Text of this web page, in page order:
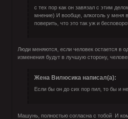
с тех пор как он завязал с этим
мнение) И вообще, алкоголь у меня
поверить, что это так уж и
Люди меняются, если человек остается в
изменения будут в лучшую сторону,
Жена Вилюсика написал(а):
Если бы он до сих пор пил, то бы и
Машунь, полностью согласна с тобой И